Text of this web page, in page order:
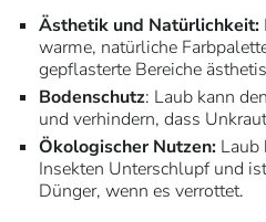
Ästhetik und Natürlichkeit:
warme, natürliche
gepflasterte Bereiche
Bodenschutz: Laub kann
und verhindern, dass
Ökologischer Nutzen: Laub
Insekten Unterschlupf und
Dünger, wenn es verrottet.